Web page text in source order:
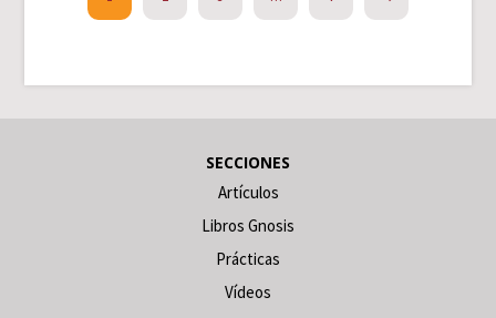
SECCIONES
Artículos
Libros Gnosis
Prácticas
Vídeos